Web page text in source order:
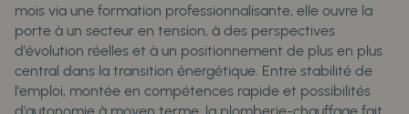
mois via une formation professionnalisante, elle ouvre la
porte à un secteur en tension, à des perspectives
d'évolution réelles et à un positionnement de plus en plus
central dans la transition énergétique. Entre stabilité de
l'emploi, montée en compétences rapide et possibilités